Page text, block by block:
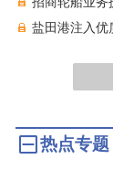
盐田港注入优
热点专题